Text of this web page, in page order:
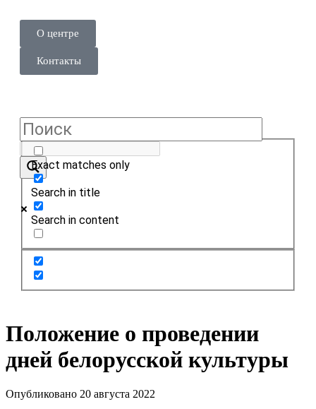
О центре
Контакты
Exact matches only
Search in title
Search in content
Положение о проведении
дней белорусской культуры
Опубликовано 20 августа 2022